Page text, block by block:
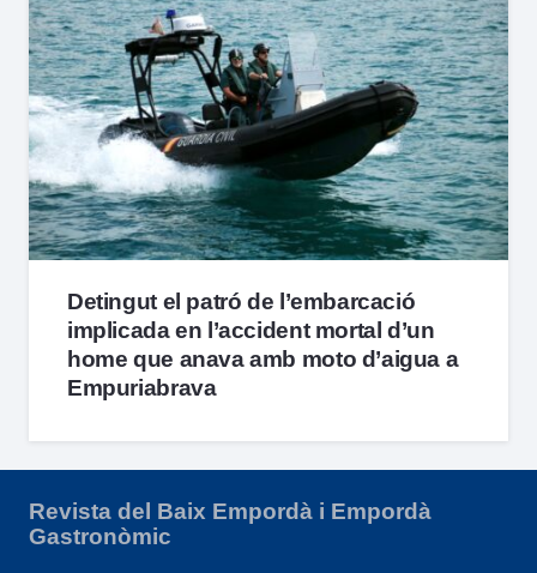
Detingut el patró de l’embarcació
implicada en l’accident mortal d’un
home que anava amb moto d’aigua a
Empuriabrava
Revista del Baix Empordà i Empordà
Gastronòmic